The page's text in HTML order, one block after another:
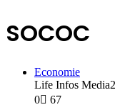
SOCOC
Economie
Life Infos Media
0
67